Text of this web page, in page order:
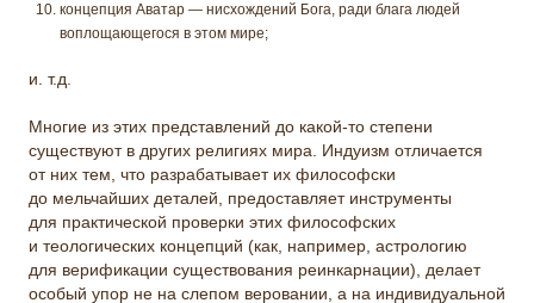
концепция Аватар — нисхождений Бога, ради блага людей
воплощающегося в этом мире;
и. т.д.
Многие из этих представлений до какой-то степени
существуют в других религиях мира. Индуизм отличается
от них тем, что разрабатывает их философски
до мельчайших деталей, предоставляет инструменты
для практической проверки этих философских
и теологических концепций (как, например, астрологию
для верификации существования реинкарнации), делает
особый упор не на слепом веровании, а на индивидуальной